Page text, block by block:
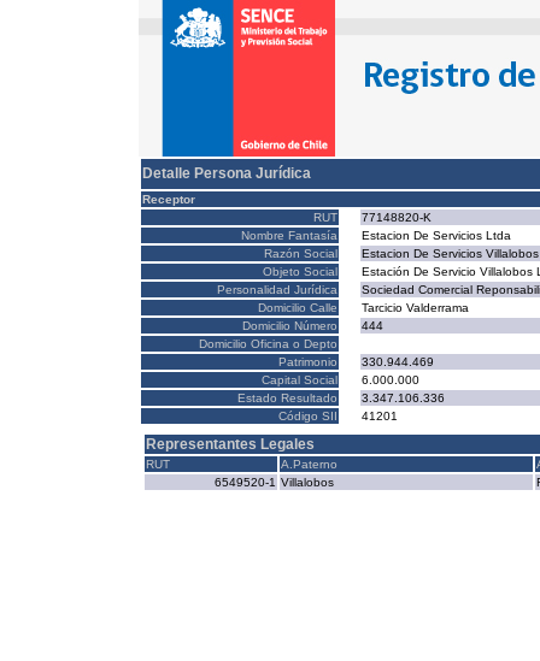
Detalle Persona Jurídica
Receptor
RUT
77148820-K
Nombre Fantasía
Estacion De Servicios Ltda
Razón Social
Estacion De Servicios
Objeto Social
Estación De Servicio Villalobos
Personalidad Jurídica
Sociedad Comercial
Domicilio Calle
Tarcicio Valderrama
Domicilio Número
444
Domicilio Oficina o Depto
Patrimonio
330.944.469
Capital Social
6.000.000
Estado Resultado
3.347.106.336
Código SII
41201
Representantes Legales
RUT A.Paterno
6549520-1 Villalobos